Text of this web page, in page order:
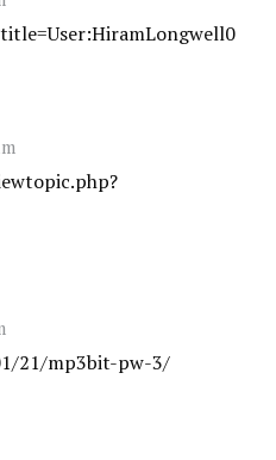
21/mp3bit-pw-3/